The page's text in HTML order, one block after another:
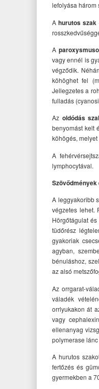
lefolyása három
Ahurutos szak
A
vagy ennél is
végződik.
köhöghet fel
Jellegzetes a
fulladás
Az oldódás
benyomást kelt
köhögés,
A
lymphocytával.
Szövődmények
A leggyakoribb
végzetes lehet.
Hörgőtágulat
tüdőrész
gyakoriak
agyban,
bénuláshoz,
az alsó
Az orrgarat-
váladék
orrlyukakon át
vagy
ellenanyag
polymerase
A hurutos
fertőzés és
gyermekben a